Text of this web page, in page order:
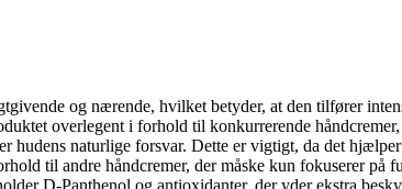
og nærende, hvilket betyder, at den tilfører
overlegent i forhold til konkurrerende
hudens naturlige forsvar. Dette er vigtigt, da det
til andre håndcremer, der måske kun fokuserer på
D-Panthenol og antioxidanter, der yder ekstra